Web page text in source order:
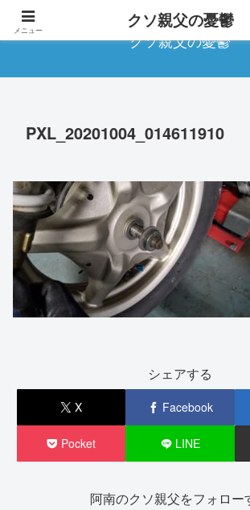
クソ親父の憂鬱
PXL_20201004_014611910
シェアする
X Facebook
Pocket LINE
阿南のクソ親父をフォロー
メニュー クソ親父の憂鬱